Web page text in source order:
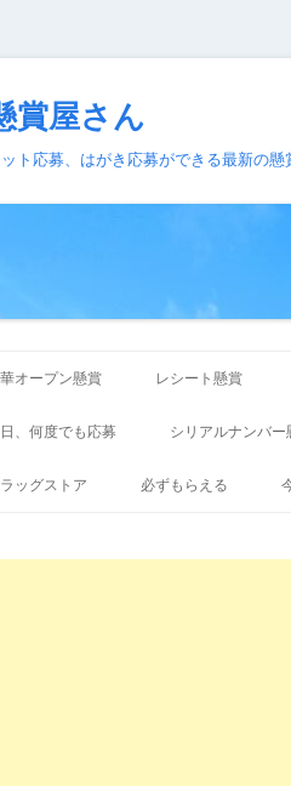
賞屋さん
ト応募、はがき応募ができる最新の
オープン懸賞 レシート懸賞
、何度でも応募 シリアルナンバー
ラッグストア 必ずもらえる